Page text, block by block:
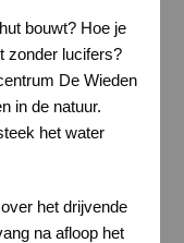
bouwt? Hoe je
zonder lucifers?
De Wieden
in de natuur.
het water
het drijvende
na afloop het